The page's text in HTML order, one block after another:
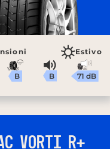
Estivo
B B 71 dB
VORTI R+